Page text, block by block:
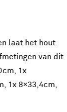
laat het hout
van dit
1x
1x 8×33,4cm,